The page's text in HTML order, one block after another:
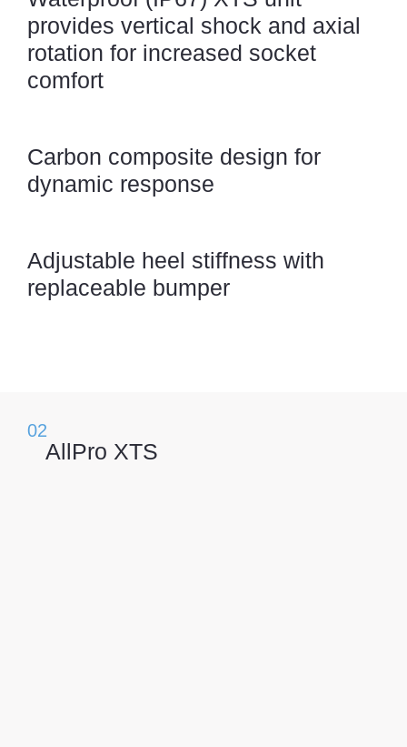
provides vertical shock and axial
rotation for increased socket
comfort
Carbon composite design for
dynamic response
Adjustable heel stiffness with
replaceable bumper
AllPro XTS
02